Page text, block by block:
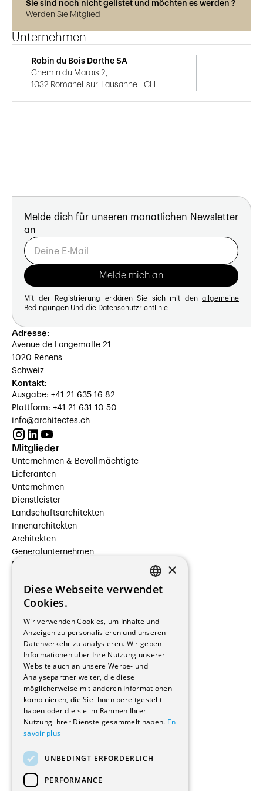
Sie sind noch nicht gelistet und möchten es werden ?
Werden Sie Mitglied
Unternehmen
Robin du Bois Dorthe SA
Chemin du Marais 2,
1032 Romanel-sur-Lausanne - CH
Melde dich für unseren monatlichen Newsletter
an
Mit der Registrierung erklären Sie sich mit den allgemeine
Bedingungen Und die Datenschutzrichtlinie
Adresse:
Avenue de Longemalle 21
1020 Renens
Schweiz
Kontakt:
Ausgabe: +41 21 635 16 82
Plattform: +41 21 631 10 50
info@architectes.ch
Mitglieder
Unternehmen & Bevollmächtigte
Lieferanten
Unternehmen
Dienstleister
Landschaftsarchitekten
Innenarchitekten
Architekten
Generalunternehmen
Beauftragte Unternehmen
Hersteller/Lieferanten
Bauherrschaften
Immobilienverwaltungsgesellschaften
Stockwerkeigentum
Reportagen
Wohnungen
Renovierungen
Innere Umbauten
Gastgewerbe und Tourismus
Verwaltungsgebäude und Geschäfte
Schuleinrichtungen
Medizinische Einrichtungen
Kultur - Sport - Freizeit
Industrie - Handwerk
Transport und Parkplätze
FRENCH
×
Diese Webseite verwendet
Cookies.
Wir verwenden Cookies, um Inhalte und
Anzeigen zu personalisieren und unseren
Datenverkehr zu analysieren. Wir geben
Informationen über Ihre Nutzung unserer
Website auch an unsere Werbe- und
Analysepartner weiter, die diese
möglicherweise mit anderen Informationen
kombinieren, die Sie ihnen bereitgestellt
haben oder die sie im Rahmen Ihrer
Nutzung ihrer Dienste gesammelt haben. En
savoir plus
UNBEDINGT ERFORDERLICH
PERFORMANCE